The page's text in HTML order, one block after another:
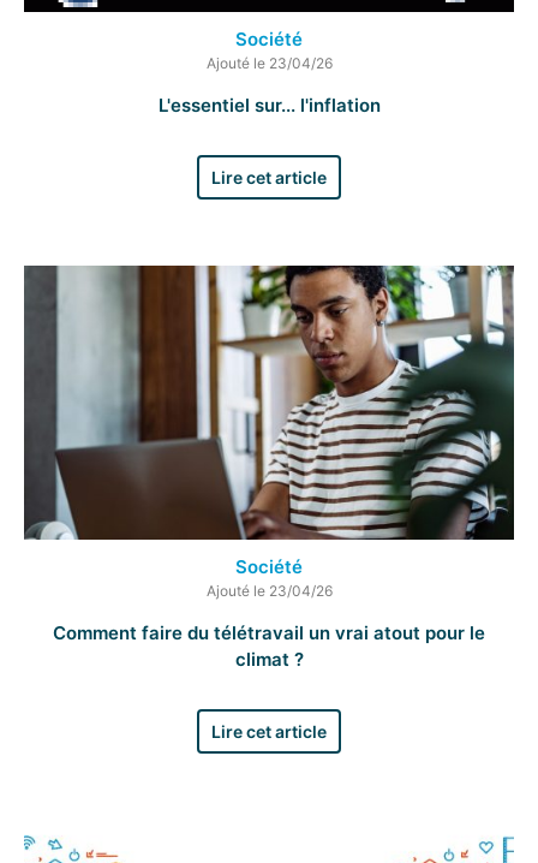
Société
Ajouté le 23/04/26
L'essentiel sur... l'inflation
Lire cet article
Société
Ajouté le 23/04/26
Comment faire du télétravail un vrai atout pour le
climat ?
Lire cet article